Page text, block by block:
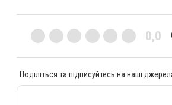
0,0
Поділіться та підписуйтесь на наші